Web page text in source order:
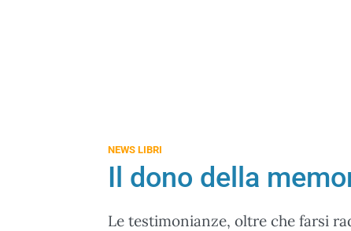
NEWS LIBRI
Il dono della
Le testimonianze, oltre che farsi